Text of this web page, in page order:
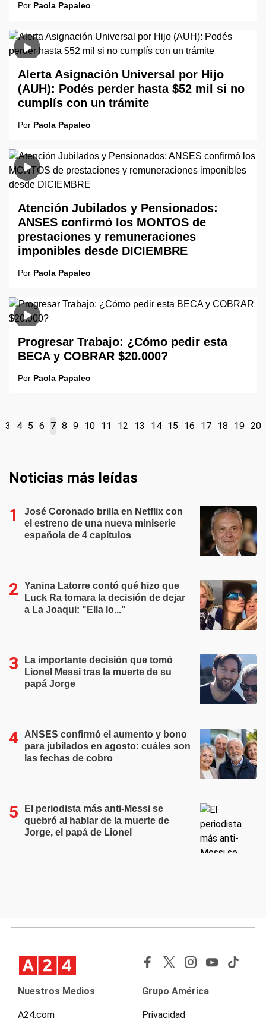
Por Paola Papaleo
Alerta Asignación Universal por Hijo
(AUH): Podés perder hasta $52 mil si no
cumplís con un trámite
Por Paola Papaleo
Atención Jubilados y Pensionados:
ANSES confirmó los MONTOS de
prestaciones y remuneraciones
imponibles desde DICIEMBRE
Por Paola Papaleo
Progresar Trabajo: ¿Cómo pedir esta
BECA y COBRAR $20.000?
Por Paola Papaleo
3 4 5 6 7 8 9 10 11 12 13 14 15 16 17 18 19 20
Noticias más leídas
José Coronado brilla en Netflix con
el estreno de una nueva miniserie
española de 4 capítulos
Yanina Latorre contó qué hizo que
Luck Ra tomara la decisión de dejar
a La Joaqui: "Ella lo..."
La importante decisión que tomó
Lionel Messi tras la muerte de su
papá Jorge
ANSES confirmó el aumento y bono
para jubilados en agosto: cuáles son
las fechas de cobro
El periodista más anti-Messi se
quebró al hablar de la muerte de
Jorge, el papá de Lionel
Nuestros Medios
A24.com
Grupo América
Privacidad